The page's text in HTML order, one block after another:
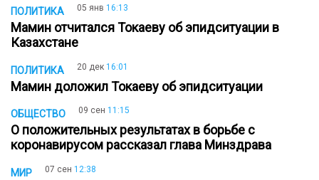
ПОЛИТИКА 05 янв 16:13
Мамин отчитался Токаеву об эпидситуации в
Казахстане
ПОЛИТИКА 20 дек 16:01
Мамин доложил Токаеву об эпидситуации
ОБЩЕСТВО 09 сен 11:15
О положительных результатах в борьбе с
коронавирусом рассказал глава Минздрава
МИР 07 сен 12:38